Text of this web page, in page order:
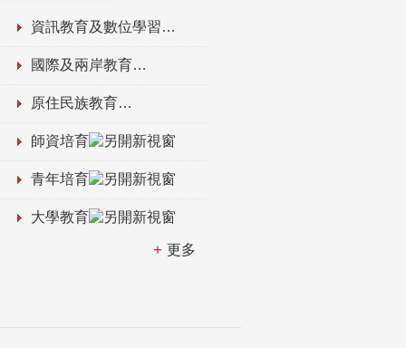
資訊教育及數位學習
國際及兩岸教育
原住民族教育
師資培育
青年培育
大學教育
更多